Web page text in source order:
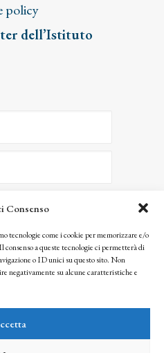
Consenso
tecnologie come i cookie per memorizzare e/o
a queste tecnologie ci permetterà di
o ID unici su questo sito. Non
negativamente su alcune caratteristiche e
policy
dell’Istituto
le tue informazioni saranno trattate
e dell’Istituto Matteucci